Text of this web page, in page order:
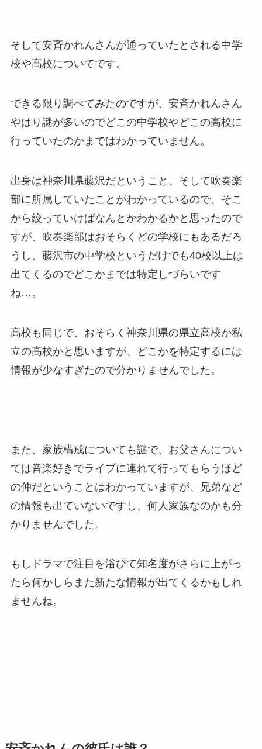
そして安斉かれんさんが通っていたとされる中学
校や高校についてです。
できる限り調べてみたのですが、安斉かれんさん
やはり謎が多いのでどこの中学校やどこの高校に
行っていたのかまではわかっていません。
出身は神奈川県藤沢だということ、そして吹奏楽
部に所属していたことがわかっているので、そこ
から絞っていけばなんとかわかるかと思ったので
すが、吹奏楽部はおそらくどの学校にもあるだろ
うし、藤沢市の中学校というだけでも40校以上は
出てくるのでどこかまでは特定しづらいです
ね…。
高校も同じで、おそらく神奈川県の県立高校か私
立の高校かと思いますが、どこかを特定するには
情報が少なすぎたので分かりませんでした。
また、家族構成についても謎で、お父さんについ
ては音楽好きでライブに連れて行ってもらうほど
の仲だということはわかっていますが、兄弟など
の情報も出ていないですし、何人家族なのかも分
かりませんでした。
もしドラマで注目を浴びて知名度がさらに上がっ
たら何かしらまた新たな情報が出てくるかもしれ
ませんね。